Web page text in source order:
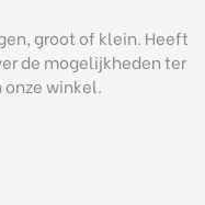
groot of klein. Heeft
de mogelijkheden ter
winkel.